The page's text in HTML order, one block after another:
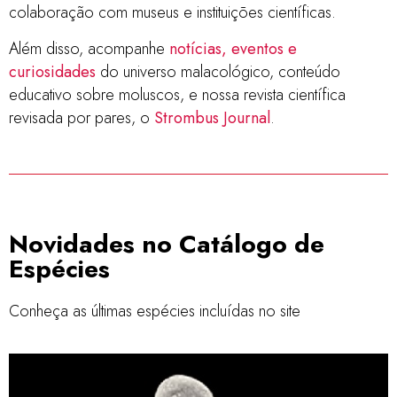
colaboração com museus e instituições científicas.
Além disso, acompanhe notícias, eventos e
curiosidades do universo malacológico, conteúdo
educativo sobre moluscos, e nossa revista científica
revisada por pares, o Strombus Journal.
Novidades no Catálogo de
Espécies
Conheça as últimas espécies incluídas no site